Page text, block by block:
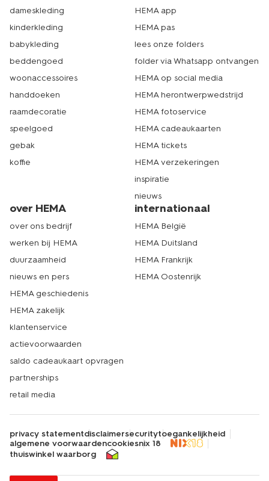
dameskleding
kinderkleding
babykleding
beddengoed
woonaccessoires
handdoeken
raamdecoratie
speelgoed
gebak
koffie
HEMA app
HEMA pas
lees onze folders
folder via Whatsapp ontvangen
HEMA op social media
HEMA herontwerpwedstrijd
HEMA fotoservice
HEMA cadeaukaarten
HEMA tickets
HEMA verzekeringen
inspiratie
nieuws
over HEMA
over ons bedrijf
werken bij HEMA
duurzaamheid
nieuws en pers
HEMA geschiedenis
HEMA zakelijk
klantenservice
actievoorwaarden
saldo cadeaukaart opvragen
partnerships
retail media
internationaal
HEMA België
HEMA Duitsland
HEMA Frankrijk
HEMA Oostenrijk
privacy statementdisclaimersecuritytoegankelijkheid
algemene voorwaardencookiesnix 18
thuiswinkel waarborg